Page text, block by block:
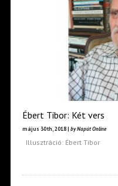
Ébert Tibor: Két vers
május 30th, 2018 | by Napút Online
Illusztráció: Ébert Tibor